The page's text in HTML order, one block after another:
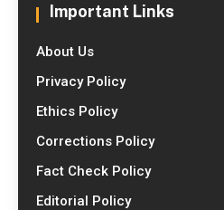
Important Links
About Us
Privacy Policy
Ethics Policy
Corrections Policy
Fact Check Policy
Editorial Policy